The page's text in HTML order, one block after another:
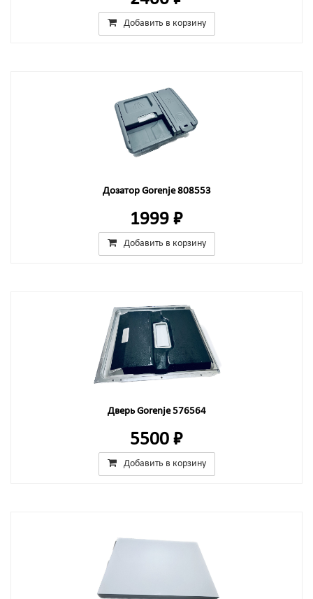
Добавить в корзину
Дозатор Gorenje 808553
1999 ₽
Добавить в корзину
Дверь Gorenje 576564
5500 ₽
Добавить в корзину